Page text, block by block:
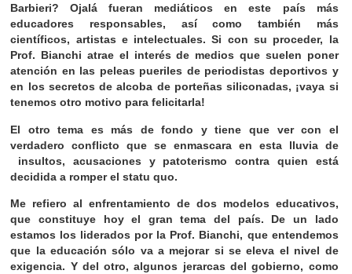
Barbieri? Ojalá fueran mediáticos en este país más
educadores responsables, así como también más
científicos, artistas e intelectuales. Si con su proceder, la
Prof. Bianchi atrae el interés de medios que suelen poner
atención en las peleas pueriles de periodistas deportivos y
en los secretos de alcoba de porteñas siliconadas, ¡vaya si
tenemos otro motivo para felicitarla!
El otro tema es más de fondo y tiene que ver con el
verdadero conflicto que se enmascara en esta lluvia de
insultos, acusaciones y patoterismo contra quien está
decidida a romper el statu quo.
Me refiero al enfrentamiento de dos modelos educativos,
que constituye hoy el gran tema del país. De un lado
estamos los liderados por la Prof. Bianchi, que entendemos
que la educación sólo va a mejorar si se eleva el nivel de
exigencia. Y del otro, algunos jerarcas del gobierno, como